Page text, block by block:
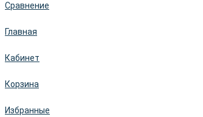
Сравнение
Главная
Кабинет
Корзина
Избранные